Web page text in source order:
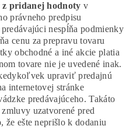
z pridanej hodnoty v
právneho predpisu
nespĺňa podmienky
cenu za prepravu tovaru
obchodné a iné akcie platia
tovare nie je uvedené inak.
upraviť predajnú
internetovej stránke
predávajúceho. Takáto
uzatvorené pred
že ešte neprišlo k dodaniu